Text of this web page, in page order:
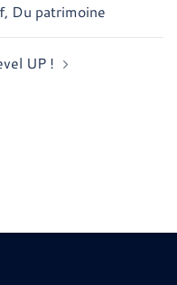
Du patrimoine
UP !